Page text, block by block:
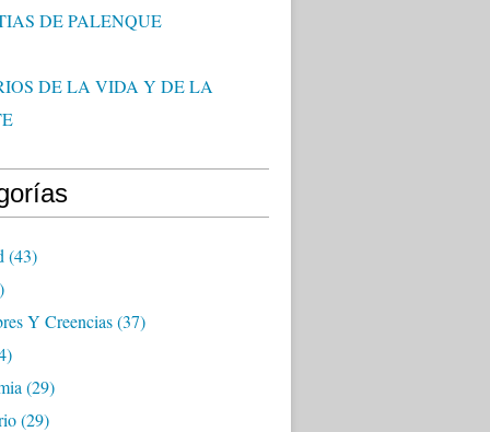
DE PALENQUE
DE LA VIDA Y DE LA
(43)
Y Creencias(37)
(29)
(29)